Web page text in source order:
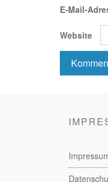
E-Mail-
Website